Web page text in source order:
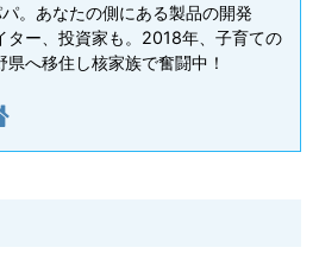
。あなたの側にある製品の開発
ター、投資家も。2018年、子育ての
県へ移住し核家族で奮闘中！